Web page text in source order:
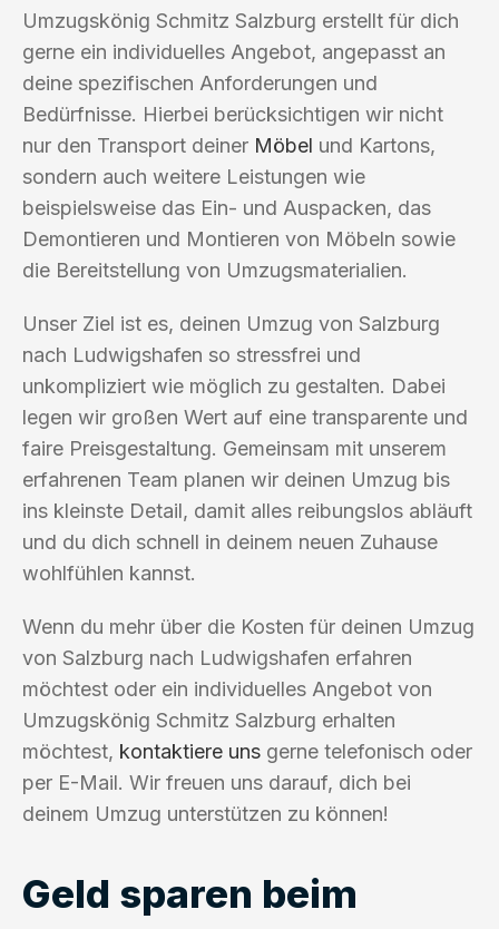
Umzugskönig Schmitz Salzburg erstellt für dich
gerne ein individuelles Angebot, angepasst an
deine spezifischen Anforderungen und
Bedürfnisse. Hierbei berücksichtigen wir nicht
nur den Transport deiner Möbel und Kartons,
sondern auch weitere Leistungen wie
beispielsweise das Ein- und Auspacken, das
Demontieren und Montieren von Möbeln sowie
die Bereitstellung von Umzugsmaterialien.
Unser Ziel ist es, deinen Umzug von Salzburg
nach Ludwigshafen so stressfrei und
unkompliziert wie möglich zu gestalten. Dabei
legen wir großen Wert auf eine transparente und
faire Preisgestaltung. Gemeinsam mit unserem
erfahrenen Team planen wir deinen Umzug bis
ins kleinste Detail, damit alles reibungslos abläuft
und du dich schnell in deinem neuen Zuhause
wohlfühlen kannst.
Wenn du mehr über die Kosten für deinen Umzug
von Salzburg nach Ludwigshafen erfahren
möchtest oder ein individuelles Angebot von
Umzugskönig Schmitz Salzburg erhalten
möchtest, kontaktiere uns gerne telefonisch oder
per E-Mail. Wir freuen uns darauf, dich bei
deinem Umzug unterstützen zu können!
Geld sparen beim